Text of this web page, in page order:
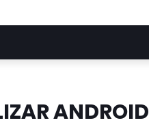
ANDROID